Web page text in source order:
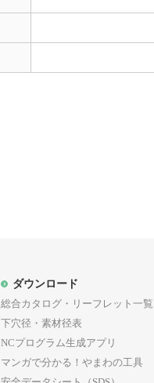
ダウンロード
総合カタログ・リーフレット一覧
下穴径・素材径表
NCプログラム生成アプリ
マンガで分かる！やまわの工具